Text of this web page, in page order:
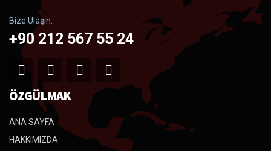
Bize Ulaşın:
+90 212 567 55 24
ÖZGÜLMAK
ANA SAYFA
HAKKIMIZDA